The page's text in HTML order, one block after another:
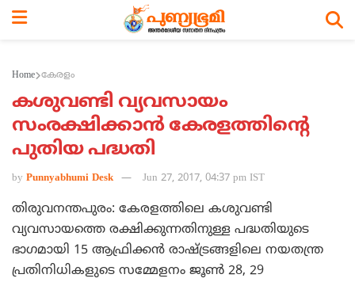
Home കേരളം
കശുവണ്ടി വ്യവസായം
സംരക്ഷിക്കാന്‍ കേരളത്തിന്റെ
പുതിയ പദ്ധതി
by Punnyabhumi Desk Jun 27, 2017, 04:37 pm IST
തിരുവനന്തപുരം: കേരളത്തിലെ കശുവണ്ടി
വ്യവസായത്തെ രക്ഷിക്കുന്നതിനുള്ള പദ്ധതിയുടെ
ഭാഗമായി 15 ആഫ്രിക്കന്‍ രാഷ്ട്രങ്ങളിലെ നയതന്ത്ര
പ്രതിനിധികളുടെ സമ്മേളനം ജൂണ്‍ 28, 29